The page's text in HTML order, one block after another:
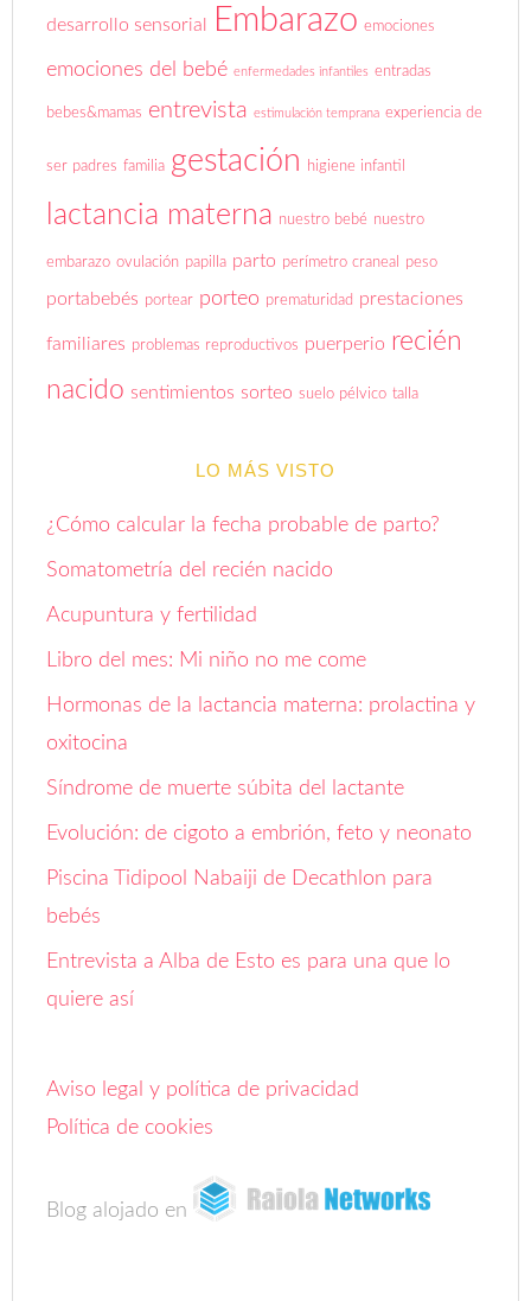
desarrollo sensorial Embarazo emociones
emociones del bebé enfermedades infantiles entradas
bebes&mamas entrevista estimulación temprana experiencia de
ser padres familia gestación higiene infantil
lactancia materna nuestro bebé nuestro
embarazo ovulación papilla parto perímetro craneal peso
portabebés portear porteo prematuridad prestaciones
familiares problemas reproductivos puerperio recién
nacido sentimientos sorteo suelo pélvico talla
LO MÁS VISTO
¿Cómo calcular la fecha probable de parto?
Somatometría del recién nacido
Acupuntura y fertilidad
Libro del mes: Mi niño no me come
Hormonas de la lactancia materna: prolactina y
oxitocina
Síndrome de muerte súbita del lactante
Evolución: de cigoto a embrión, feto y neonato
Piscina Tidipool Nabaiji de Decathlon para
bebés
Entrevista a Alba de Esto es para una que lo
quiere así
Aviso legal y política de privacidad
Política de cookies
Blog alojado en